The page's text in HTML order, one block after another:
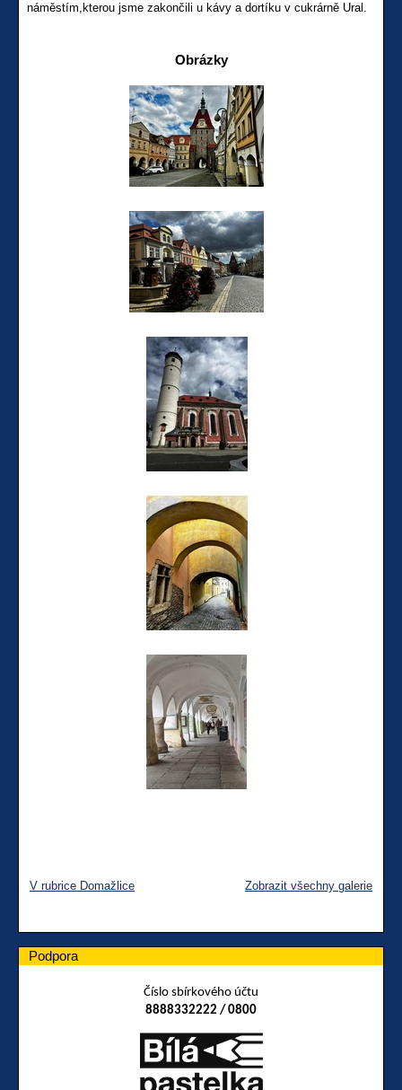
náměstím,kterou jsme zakončili u kávy a dortíku v cukrárně Ural.
Obrázky
V rubrice Domažlice Zobrazit všechny galerie
Podpora
Číslo sbírkového účtu
8888332222 / 0800